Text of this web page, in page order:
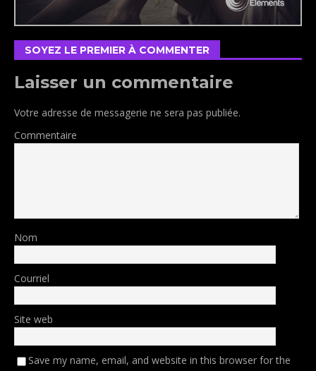
SOYEZ LE PREMIER À COMMENTER
Laisser un commentaire
Votre adresse de messagerie ne sera pas publiée.
Commentaire
Nom
Courriel
Site web
Save my name, email, and website in this browser for the